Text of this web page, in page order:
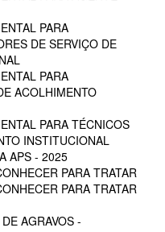
PARA
DE SERVIÇO DE
PARA
ACOLHIMENTO
PARA TÉCNICOS
INSTITUCIONAL
APS - 2025
PARA TRATAR
PARA TRATAR
AGRAVOS -